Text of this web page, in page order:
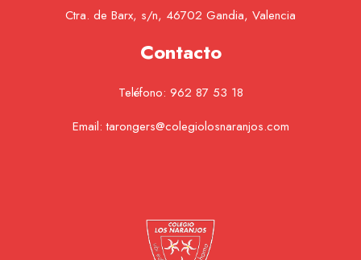
Ctra. de Barx, s/n, 46702 Gandia, Valencia
Contacto
Teléfono: 962 87 53 18
Email:tarongers@colegiolosnaranjos.com